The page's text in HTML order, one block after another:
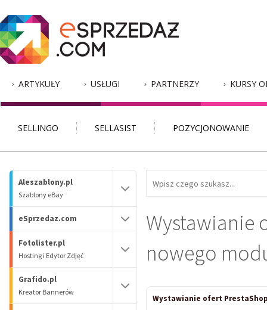
ARTYKUŁY USŁUGI PARTNERZY KURSY
SELLINGO SELLASIST POZYCJONOWANIE
Aleszablony.pl
Szablony eBay
eSprzedaz.com
Fotolister.pl
Hosting i Edytor Zdjęć
Grafido.pl
Kreator Bannerów
Wystawianie
nowego
Wystawianie ofert